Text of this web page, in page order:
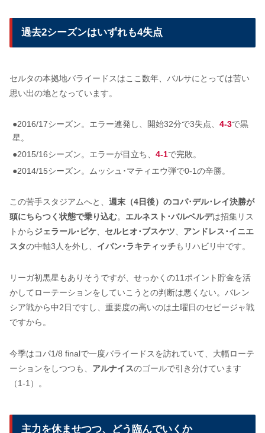
過去2シーズンはいずれも4失点
セルタの本拠地バライードスはここ数年、バルサにとっては苦い
思い出の地となっています。
●2016/17シーズン。エラー連発し、開始32分で3失点、 4-3で黒
星。
●2015/16シーズン。エラーが目立ち、 4-1で完敗。
●2014/15シーズン。ムッシュ･マティエウ弾で0-1の辛勝。
この苦手スタジアムへと、 週末（4日後）のコパ･デル･レイ決勝が
頭にちらつく状態で乗り込む。 エルネスト･バルベルデは招集リス
トからジェラール･ピケ、 セルヒオ･ブスケツ、 アンドレス･イニエ
スタの中軸3人を外し、 イバン･ラキティッチもリハビリ中です。
リーガ初黒星もありそうですが、せっかくの11ポイント貯金を活
かしてローテーションをしていこうとの判断は悪くない。バレン
シア戦から中2日ですし、重要度の高いのは土曜日のセビージャ戦
ですから。
今季はコパ1/8 finalで一度バライードスを訪れていて、大幅ローテ
ーションをしつつも、 アルナイスのゴールで引き分けています
（1-1）。
主力を休ませつつ、どう臨んでいくか